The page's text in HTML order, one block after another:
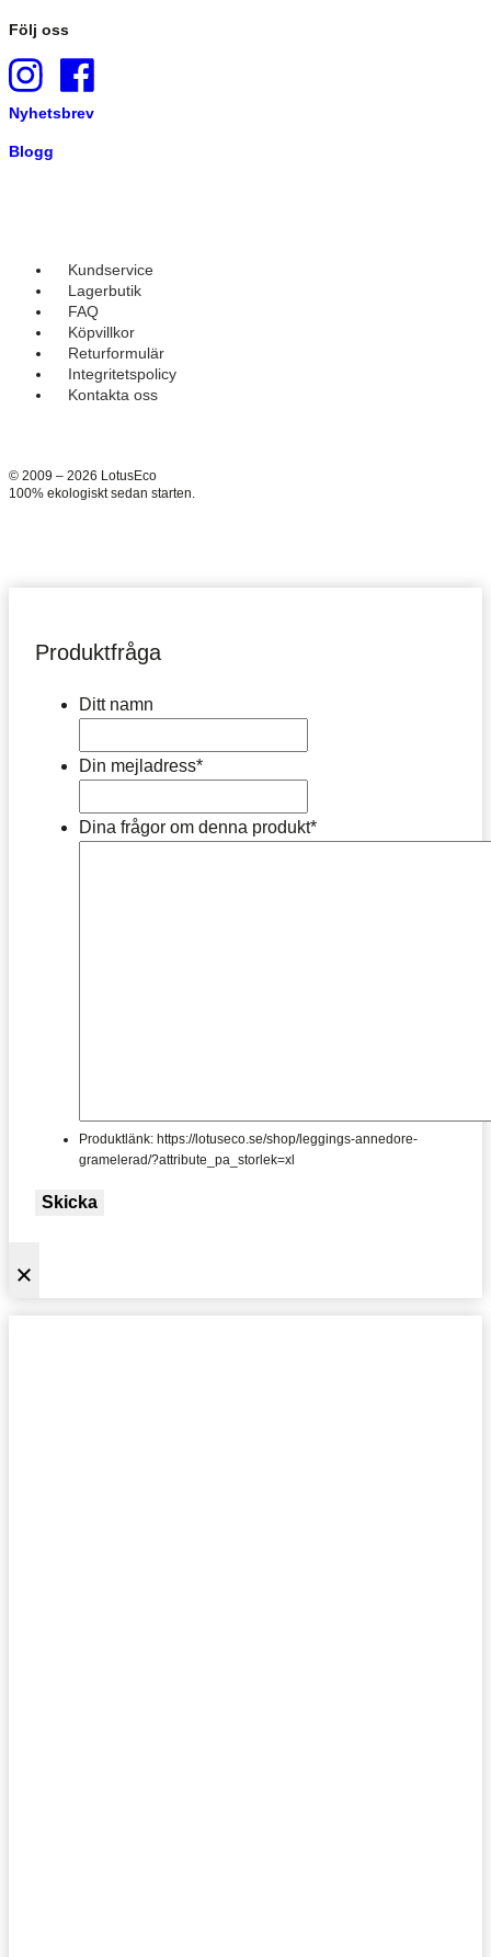
Följ oss
Nyhetsbrev
Blogg
Kundservice
Lagerbutik
FAQ
Köpvillkor
Returformulär
Integritetspolicy
Kontakta oss
© 2009 – 2026 LotusEco
100% ekologiskt sedan starten.
Produktfråga
Ditt namn
Din mejladress*
Dina frågor om denna produkt*
Produktlänk: https://lotuseco.se/shop/leggings-annedore-
gramelerad/?attribute_pa_storlek=xl
Skicka